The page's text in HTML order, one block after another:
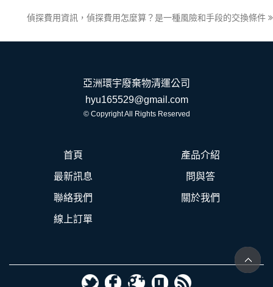
偵探費用資訊，偵探費用怎麼算？是一種風險和手段的交換條件
亞洲環宇廢棄物清運公司
hyu165529@gmail.com
© Copyright All Rights Reserved
首頁 產品介紹
最新訊息 問與答
聯絡我們 關於我們
線上訂單